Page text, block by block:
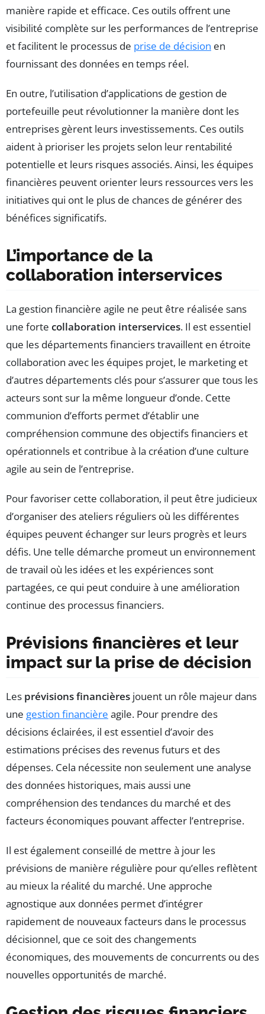
manière rapide et efficace. Ces outils offrent une
visibilité complète sur les performances de l’entreprise
et facilitent le processus de prise de décision en
fournissant des données en temps réel.
En outre, l’utilisation d’applications de gestion de
portefeuille peut révolutionner la manière dont les
entreprises gèrent leurs investissements. Ces outils
aident à prioriser les projets selon leur rentabilité
potentielle et leurs risques associés. Ainsi, les équipes
financières peuvent orienter leurs ressources vers les
initiatives qui ont le plus de chances de générer des
bénéfices significatifs.
L’importance de la
collaboration interservices
La gestion financière agile ne peut être réalisée sans
une forte collaboration interservices. Il est essentiel
que les départements financiers travaillent en étroite
collaboration avec les équipes projet, le marketing et
d’autres départements clés pour s’assurer que tous les
acteurs sont sur la même longueur d’onde. Cette
communion d’efforts permet d’établir une
compréhension commune des objectifs financiers et
opérationnels et contribue à la création d’une culture
agile au sein de l’entreprise.
Pour favoriser cette collaboration, il peut être judicieux
d’organiser des ateliers réguliers où les différentes
équipes peuvent échanger sur leurs progrès et leurs
défis. Une telle démarche promeut un environnement
de travail où les idées et les expériences sont
partagées, ce qui peut conduire à une amélioration
continue des processus financiers.
Prévisions financières et leur
impact sur la prise de décision
Les prévisions financières jouent un rôle majeur dans
une gestion financière agile. Pour prendre des
décisions éclairées, il est essentiel d’avoir des
estimations précises des revenus futurs et des
dépenses. Cela nécessite non seulement une analyse
des données historiques, mais aussi une
compréhension des tendances du marché et des
facteurs économiques pouvant affecter l’entreprise.
Il est également conseillé de mettre à jour les
prévisions de manière régulière pour qu’elles reflètent
au mieux la réalité du marché. Une approche
agnostique aux données permet d’intégrer
rapidement de nouveaux facteurs dans le processus
décisionnel, que ce soit des changements
économiques, des mouvements de concurrents ou des
nouvelles opportunités de marché.